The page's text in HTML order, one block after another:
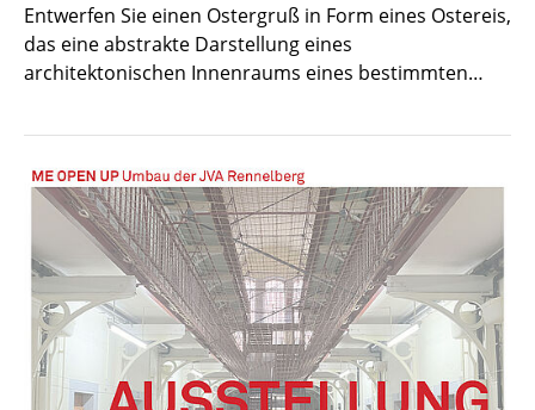
Entwerfen Sie einen Ostergruß in Form eines Ostereis,
das eine abstrakte Darstellung eines
architektonischen Innenraums eines bestimmten…